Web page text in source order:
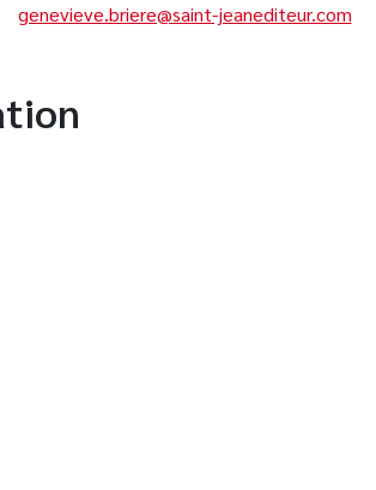
genevieve.briere@saint-jeanediteur.com